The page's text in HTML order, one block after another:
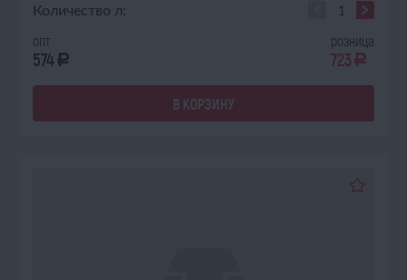
Количество л:
опт
574 a
розница
723 a
В КОРЗИНУ